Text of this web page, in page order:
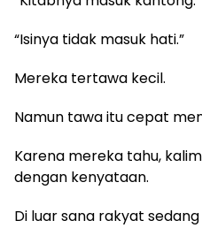
“Isinya tidak masuk hati.”
Mereka tertawa kecil.
Namun tawa itu cepat
Karena mereka tahu,
dengan kenyataan.
Di luar sana rakyat